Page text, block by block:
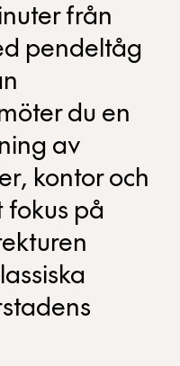
från
pendeltåg
du en
av
kontor och
fokus på